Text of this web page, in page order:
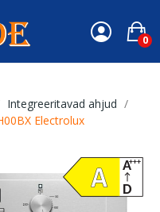
0
Integreeritavad ahjud
Electrolux